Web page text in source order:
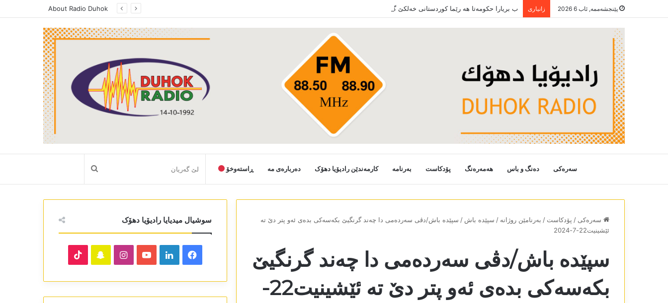
پێنجشەممە, ئاب 6 2026 زانیاری ب بریارا حکومەتا ھە رێما کوردستانی خەلکێ گوندێن سەر ب ئێدارا زاخو ڤە دشین سەرەدانا گوندیێن خو بکەن About Radio Duhok
سەرەکی دەنگ و باس هەمەرەنگ پۆدکاست بەرنامە کارمەندێن رادیۆیا دھۆک دەربارەی مە ڕاستەوخۆ لێ
گەریان
سەرەکی / پۆدکاست / بەرنامێن روژانە / سپێدە باش / سپێدە باش/دڤی سەردەمی دا چەند گرنگیێ بکەسەکی بدەی ئەو پتر دێ تە
ئێشینیت22-7-2024
سپێدە باش/دڤی سەردەمی دا چەند گرنگیێ
بکەسەکی بدەی ئەو پتر دێ تە ئێشینیت22-
سوشیال میدیایا رادیۆیا دھۆک
Facebook
LinkedIn
YouTube
Instagram
Snapchat